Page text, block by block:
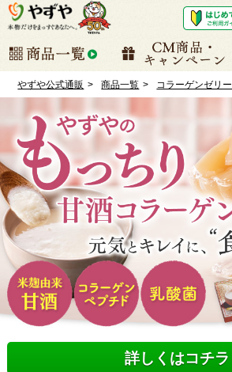
やずや公式通販 商品一覧 コラーゲンゼリー
詳しくはコチラ